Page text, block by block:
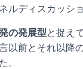
ルディスカッシ
の発展型と捉え
以前とそれ以降
。